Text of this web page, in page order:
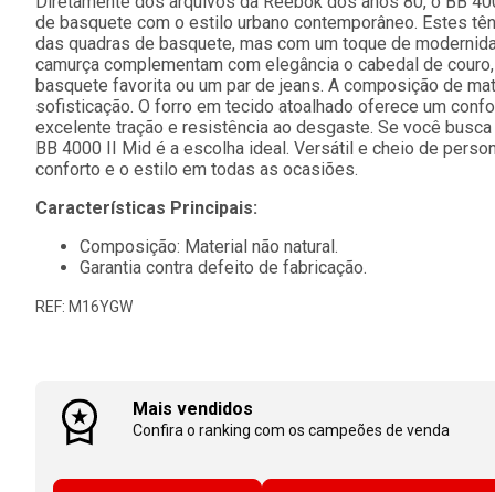
de basquete com o estilo urbano contemporâneo. Estes
das quadras de basquete, mas com um toque de
camurça complementam com elegância o cabedal de
basquete favorita ou um par de jeans. A composição de
sofisticação. O forro em tecido atoalhado oferece um
excelente tração e resistência ao desgaste. Se você
BB 4000 II Mid é a escolha ideal. Versátil e cheio de
conforto e o estilo em todas as ocasiões.
Características Principais:
Composição: Material não natural.
Garantia contra defeito de fabricação.
REF: M16YGW
Mais vendidos
Confira o ranking com os campeões de venda